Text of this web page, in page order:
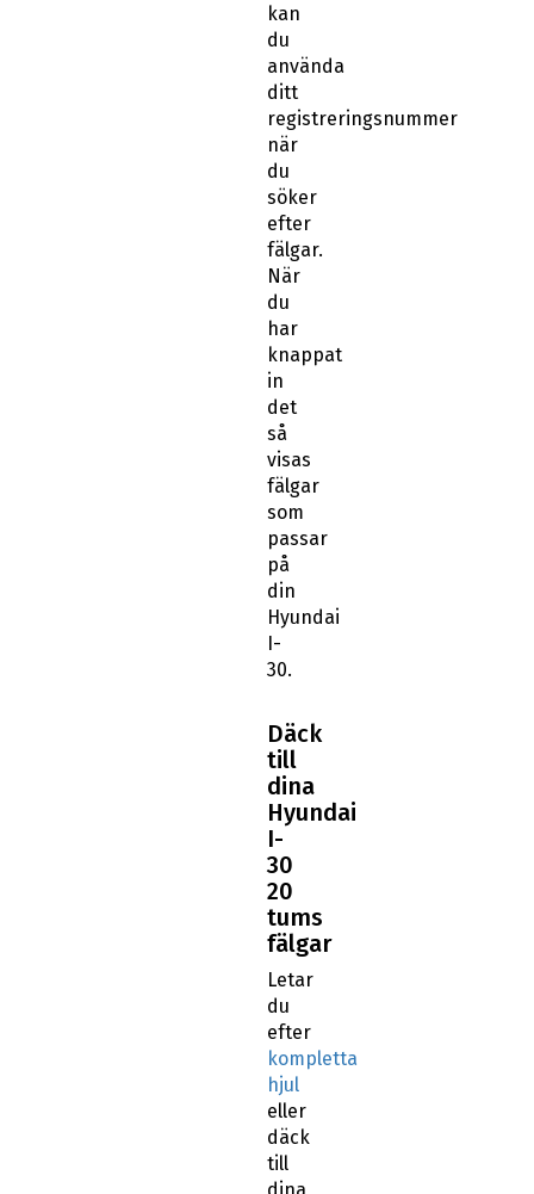
kan
du
använda
ditt
registreringsnummer
när
du
söker
efter
fälgar.
När
du
har
knappat
in
det
så
visas
fälgar
som
passar
på
din
Hyundai
I-
30.
Däck
till
dina
Hyundai
I-
30
20
tums
fälgar
Letar
du
efter
kompletta
hjul
eller
däck
till